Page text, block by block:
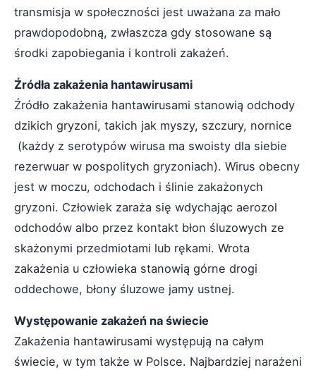
transmisja w społeczności jest uważana za mało
prawdopodobną, zwłaszcza gdy stosowane są
środki zapobiegania i kontroli zakażeń.
Źródła zakażenia hantawirusami
Źródło zakażenia hantawirusami stanowią odchody
dzikich gryzoni, takich jak myszy, szczury, nornice
(każdy z serotypów wirusa ma swoisty dla siebie
rezerwuar w pospolitych gryzoniach). Wirus obecny
jest w moczu, odchodach i ślinie zakażonych
gryzoni. Człowiek zaraża się wdychając aerozol
odchodów albo przez kontakt błon śluzowych ze
skażonymi przedmiotami lub rękami. Wrota
zakażenia u człowieka stanowią górne drogi
oddechowe, błony śluzowe jamy ustnej.
Występowanie zakażeń na świecie
Zakażenia hantawirusami występują na całym
świecie, w tym także w Polsce. Najbardziej narażeni